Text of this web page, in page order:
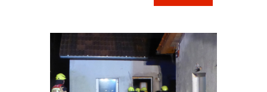
zeigt sehr eindrucksvoll, wie schnell ein
Weihnachtsbaum – mitsamt dem Zimmer, in dem
er aufgestellt ist – in Flammen stehen kann!